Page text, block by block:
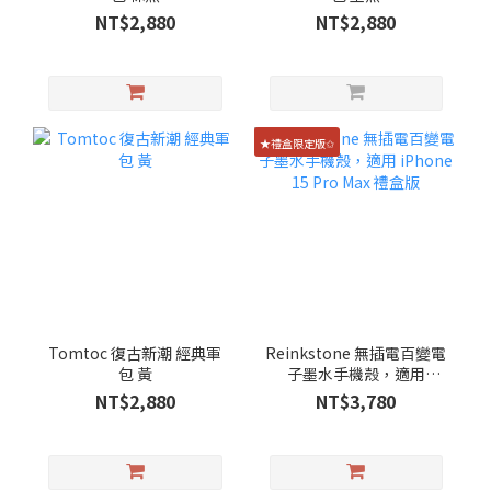
NT$2,880 NT$2,880
Tomtoc 復古新潮 經典軍
包 黃
NT$2,880
★禮盒限定版✩
Reinkstone 無插電百變電
子墨水手機殼，適用
iPhone 15 Pro Max 禮盒
版
NT$3,780